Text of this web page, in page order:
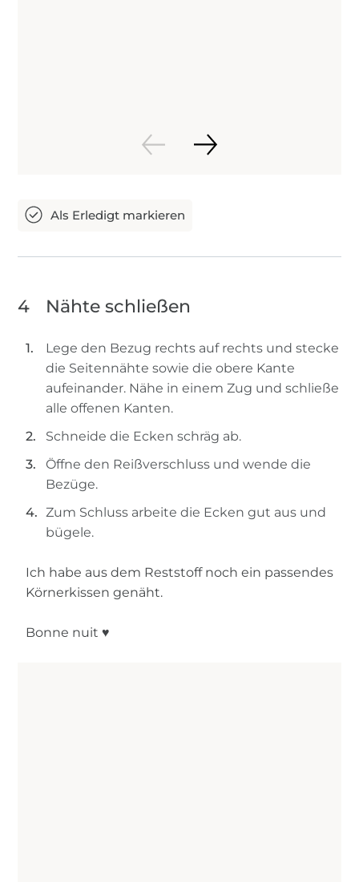
4 Nähte schließen
Lege den Bezug rechts auf rechts und stecke
die Seitennähte sowie die obere Kante
aufeinander. Nähe in einem Zug und schließe
alle offenen Kanten.
Schneide die Ecken schräg ab.
Öffne den Reißverschluss und wende die
Bezüge.
Zum Schluss arbeite die Ecken gut aus und
bügele.
Ich habe aus dem Reststoff noch ein passendes
Körnerkissen genäht.
Bonne nuit ♥